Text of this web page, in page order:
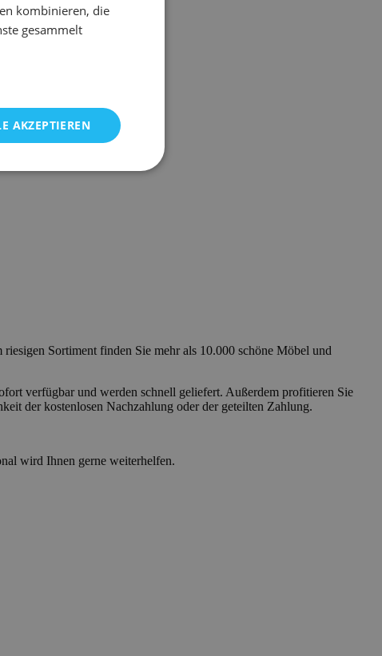
Sortiment finden Sie mehr als 10.000 schöne Möbel und
verfügbar und werden schnell geliefert. Außerdem profitieren Sie
der kostenlosen Nachzahlung oder der geteilten Zahlung.
wird Ihnen gerne weiterhelfen.
kombinieren, die
gesammelt
AKZEPTIEREN